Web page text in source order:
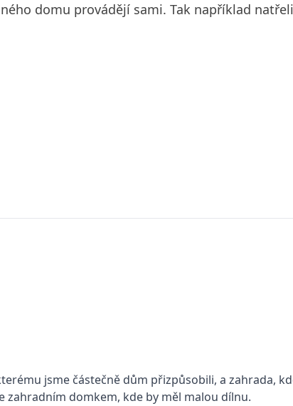
domu provádějí sami. Tak například
jsme částečně dům přizpůsobili, a zahrada,
zahradním domkem, kde by měl malou dílnu.